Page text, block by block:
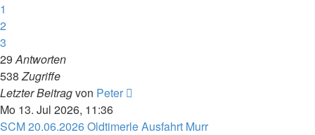
1
2
3
29Antworten
538Zugriffe
Letzter Beitragvon Peter
Mo 13. Jul 2026, 11:36
SCM 20.06.2026 Oldtimerle Ausfahrt Murr